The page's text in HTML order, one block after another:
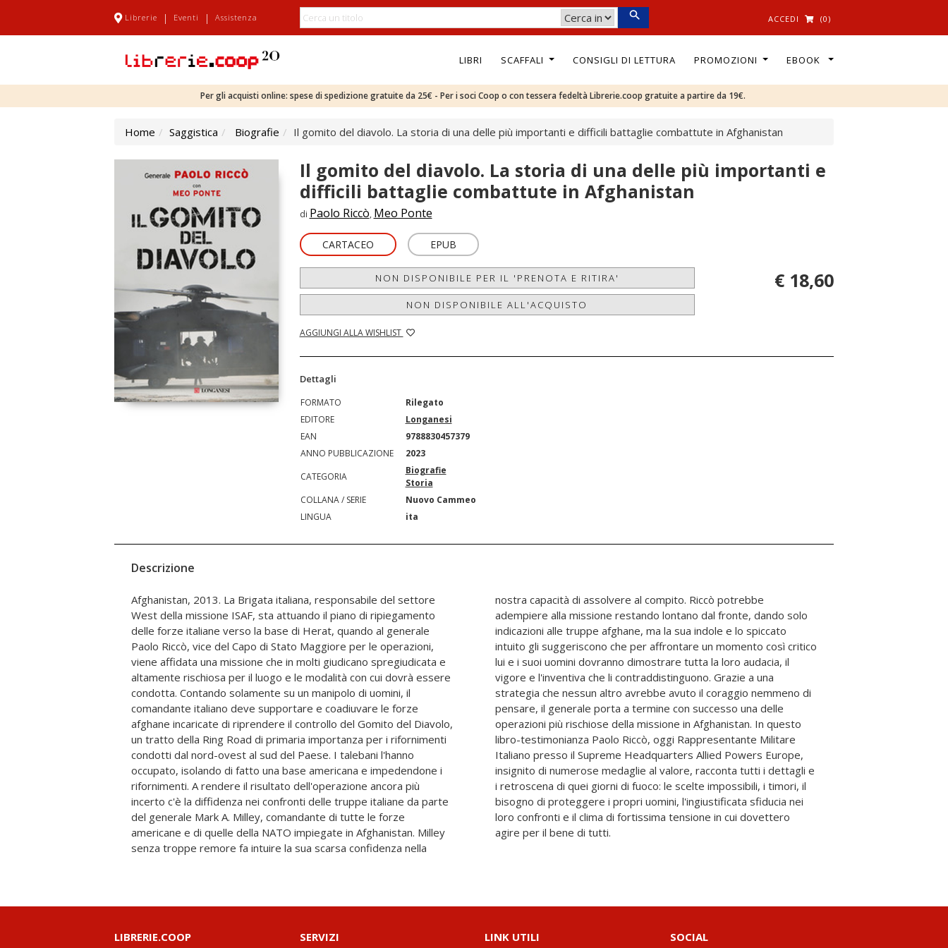
Librerie | Eventi | Assistenza ACCEDI (0)
LIBRI SCAFFALI CONSIGLI DI LETTURA PROMOZIONI EBOOK
Per gli acquisti online: spese di spedizione gratuite da 25€ - Per i soci Coop o con tessera fedeltà Librerie.coop gratuite a partire da 19€.
Home Saggistica Biografie Il gomito del diavolo. La storia di una delle più importanti e difficili battaglie combattute in Afghanistan
Il gomito del diavolo. La storia di una delle più importanti e
difficili battaglie combattute in Afghanistan
di Paolo Riccò, Meo Ponte
CARTACEO EPUB
NON DISPONIBILE PER IL 'PRENOTA E RITIRA'
NON DISPONIBILE ALL'ACQUISTO
AGGIUNGI ALLA WISHLIST
€ 18,60
Dettagli
FORMATO
Rilegato
EDITORE
Longanesi
EAN
9788830457379
ANNO PUBBLICAZIONE
2023
CATEGORIA
Biografie
Storia
COLLANA / SERIE
Nuovo Cammeo
LINGUA
ita
Descrizione
Afghanistan, 2013. La Brigata italiana, responsabile del settore
West della missione ISAF, sta attuando il piano di ripiegamento
delle forze italiane verso la base di Herat, quando al generale
Paolo Riccò, vice del Capo di Stato Maggiore per le operazioni,
viene affidata una missione che in molti giudicano spregiudicata e
altamente rischiosa per il luogo e le modalità con cui dovrà essere
condotta. Contando solamente su un manipolo di uomini, il
comandante italiano deve supportare e coadiuvare le forze
afghane incaricate di riprendere il controllo del Gomito del Diavolo,
un tratto della Ring Road di primaria importanza per i rifornimenti
condotti dal nord-ovest al sud del Paese. I talebani l'hanno
occupato, isolando di fatto una base americana e impedendone i
rifornimenti. A rendere il risultato dell'operazione ancora più
incerto c'è la diffidenza nei confronti delle truppe italiane da parte
del generale Mark A. Milley, comandante di tutte le forze
americane e di quelle della NATO impiegate in Afghanistan. Milley
senza troppe remore fa intuire la sua scarsa confidenza nella
nostra capacità di assolvere al compito. Riccò potrebbe
adempiere alla missione restando lontano dal fronte, dando solo
indicazioni alle truppe afghane, ma la sua indole e lo spiccato
intuito gli suggeriscono che per affrontare un momento così critico
lui e i suoi uomini dovranno dimostrare tutta la loro audacia, il
vigore e l'inventiva che li contraddistinguono. Grazie a una
strategia che nessun altro avrebbe avuto il coraggio nemmeno di
pensare, il generale porta a termine con successo una delle
operazioni più rischiose della missione in Afghanistan. In questo
libro-testimonianza Paolo Riccò, oggi Rappresentante Militare
Italiano presso il Supreme Headquarters Allied Powers Europe,
insignito di numerose medaglie al valore, racconta tutti i dettagli e
i retroscena di quei giorni di fuoco: le scelte impossibili, i timori, il
bisogno di proteggere i propri uomini, l'ingiustificata sfiducia nei
loro confronti e il clima di fortissima tensione in cui dovettero
agire per il bene di tutti.
LIBRERIE.COOP SERVIZI LINK UTILI SOCIAL